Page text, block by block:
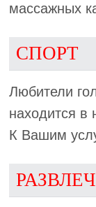
массажных
СПОРТ
Любители
находится в
К Вашим